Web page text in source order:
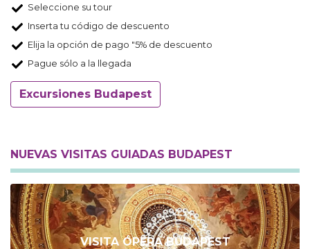
Seleccione su tour
Inserta tu código de descuento
Elija la opción de pago "5% de descuento
Pague sólo a la llegada
Excursiones Budapest
NUEVAS VISITAS GUIADAS BUDAPEST
VISITA ÓPERA BUDAPEST